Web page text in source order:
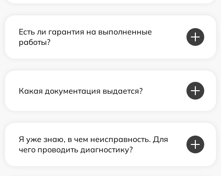
Есть ли гарантия на выполненные
работы?
Какая документация выдается?
Я уже знаю, в чем неисправность. Для
чего проводить диагностику?